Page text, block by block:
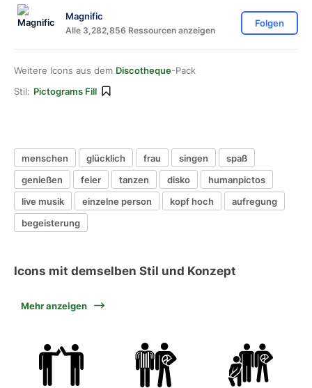
Magnific
Alle 3,282,856 Ressourcen anzeigen
Folgen
Weitere Icons aus dem Discotheque-Pack
Stil: Pictograms Fill
menschen glücklich frau singen
spaß
genießen
feier tanzen disko
humanpictos
live musik
einzelne person kopf hoch
aufregung
begeisterung
Icons mit demselben Stil und Konzept
Mehr anzeigen